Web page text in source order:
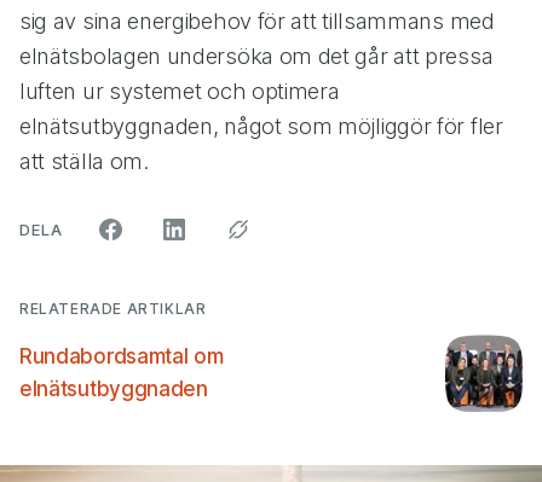
sig av sina energibehov för att tillsammans med
elnätsbolagen undersöka om det går att pressa
luften ur systemet och optimera
elnätsutbyggnaden, något som möjliggör för fler
att ställa om.
DELA ARTIKELN PÅ SOCIALA MEDIER"
RELATERADE ARTIKLAR
Rundabordsamtal om
elnätsutbyggnaden